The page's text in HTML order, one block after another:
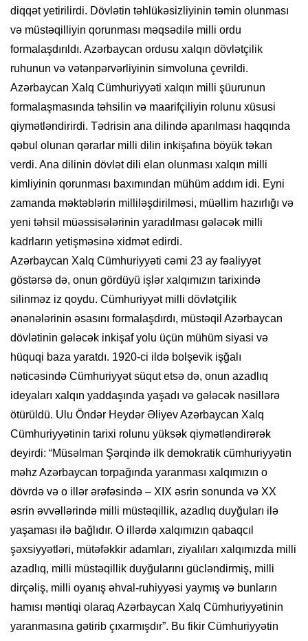
diqqət yetirilirdi. Dövlətin təhlükəsizliyinin təmin olunması
və müstəqilliyin qorunması məqsədilə milli ordu
formalaşdırıldı. Azərbaycan ordusu xalqın dövlətçilik
ruhunun və vətənpərvərliyinin simvoluna çevrildi.
Azərbaycan Xalq Cümhuriyyəti xalqın milli şüurunun
formalaşmasında təhsilin və maarifçiliyin rolunu xüsusi
qiymətləndirirdi. Tədrisin ana dilində aparılması haqqında
qəbul olunan qərarlar milli dilin inkişafına böyük təkan
verdi. Ana dilinin dövlət dili elan olunması xalqın milli
kimliyinin qorunması baxımından mühüm addım idi. Eyni
zamanda məktəblərin milliləşdirilməsi, müəllim hazırlığı və
yeni təhsil müəssisələrinin yaradılması gələcək milli
kadrların yetişməsinə xidmət edirdi.
Azərbaycan Xalq Cümhuriyyəti cəmi 23 ay fəaliyyət
göstərsə də, onun gördüyü işlər xalqımızın tarixində
silinməz iz qoydu. Cümhuriyyət milli dövlətçilik
ənənələrinin əsasını formalaşdırdı, müstəqil Azərbaycan
dövlətinin gələcək inkişaf yolu üçün mühüm siyasi və
hüquqi baza yaratdı. 1920-ci ildə bolşevik işğalı
nəticəsində Cümhuriyyət süqut etsə də, onun azadlıq
ideyaları xalqın yaddaşında yaşadı və gələcək nəsillərə
ötürüldü. Ulu Öndər Heydər Əliyev Azərbaycan Xalq
Cümhuriyyətinin tarixi rolunu yüksək qiymətləndirərək
deyirdi: “Müsəlman Şərqində ilk demokratik cümhuriyyətin
məhz Azərbaycan torpağında yaranması xalqımızın o
dövrdə və o illər ərəfəsində – XIX əsrin sonunda və XX
əsrin əvvəllərində milli müstəqillik, azadlıq duyğuları ilə
yaşaması ilə bağlıdır. O illərdə xalqımızın qabaqcıl
şəxsiyyətləri, mütəfəkkir adamları, ziyalıları xalqımızda milli
azadlıq, milli müstəqillik duyğularını gücləndirmiş, milli
dirçəliş, milli oyanış əhval-ruhiyyəsi yaymış və bunların
hamısı məntiqi olaraq Azərbaycan Xalq Cümhuriyyətinin
yaranmasına gətirib çıxarmışdır”. Bu fikir Cümhuriyyətin